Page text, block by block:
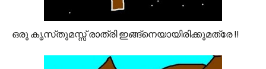
ഒരു കൃസ്‌തുമസ്സ് രാത്രി ഇങ്ങ്നെയായിരിക്കുമത്രേ !!